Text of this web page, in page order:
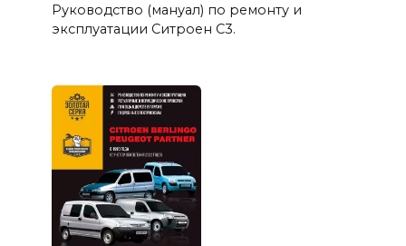
Руководство (мануал) по ремонту и
эксплуатации Ситроен С3.